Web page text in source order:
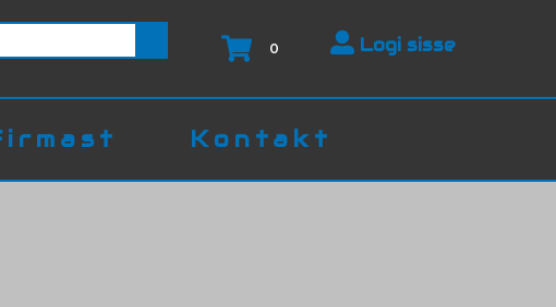
0 Logi sisse
Kontakt